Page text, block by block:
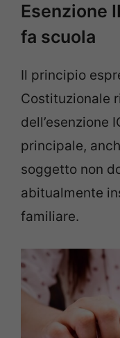
Esenzione
fa scuola
Il principio
Costituzionale
dell’esenzione
principale,
soggetto non
abitualmente
familiare.